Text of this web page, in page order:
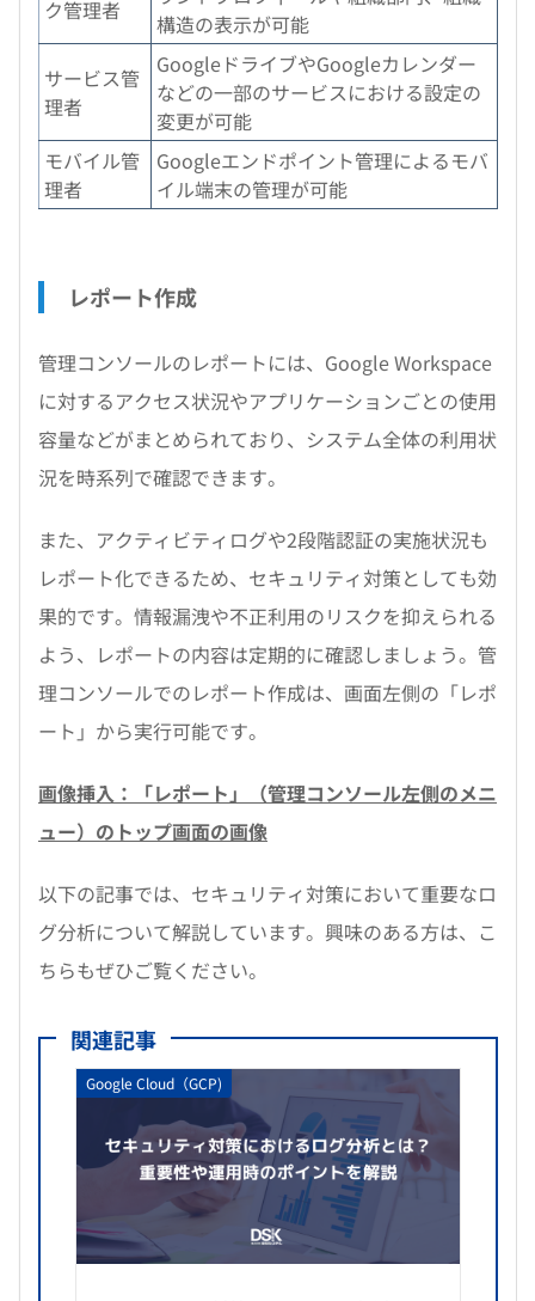
ク管理者
構造の表示が可能
サービス管
理者
GoogleドライブやGoogleカレンダー
などの一部のサービスにおける設定の
変更が可能
モバイル管
理者
Googleエンドポイント管理によるモバ
イル端末の管理が可能
レポート作成
管理コンソールのレポートには、Google Workspace
に対するアクセス状況やアプリケーションごとの使用
容量などがまとめられており、システム全体の利用状
況を時系列で確認できます。
また、アクティビティログや2段階認証の実施状況も
レポート化できるため、セキュリティ対策としても効
果的です。情報漏洩や不正利用のリスクを抑えられる
よう、レポートの内容は定期的に確認しましょう。管
理コンソールでのレポート作成は、画面左側の「レポ
ート」から実行可能です。
画像挿入：「レポート」（管理コンソール左側のメニ
ュー）のトップ画面の画像
以下の記事では、セキュリティ対策において重要なロ
グ分析について解説しています。興味のある方は、こ
ちらもぜひご覧ください。
関連記事
Google Cloud（GCP)